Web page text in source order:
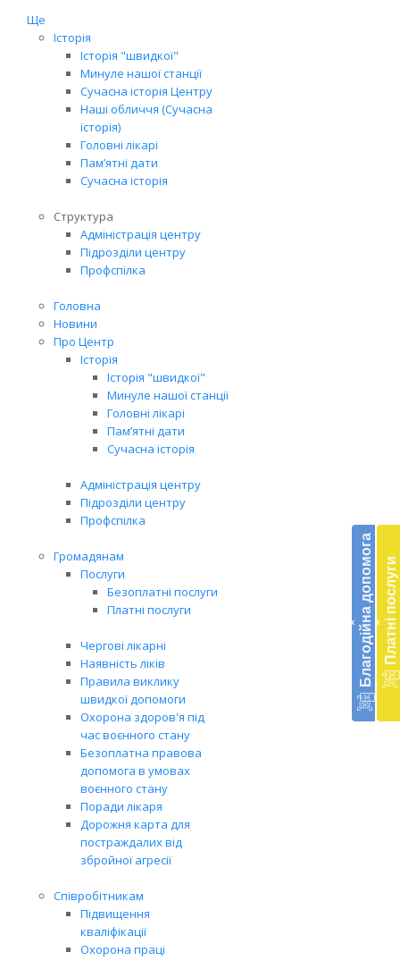
Ще
Історія
Історія "швидкої"
Минуле нашої станції
Сучасна історія Центру
Наші обличчя (Сучасна
історія)
Головні лікарі
Пам’ятні дати
Сучасна історія
Структура
Адміністрація центру
Підрозділи центру
Профспілка
Головна
Новини
Про Центр
Історія
Історія "швидкої"
Минуле нашої станції
Головні лікарі
Пам’ятні дати
Сучасна історія
Адміністрація центру
Підрозділи центру
Профспілка
Громадянам
Послуги
Безоплатні послуги
Платні послуги
Чергові лікарні
Наявність ліків
Правила виклику
швидкої допомоги
Охорона здоров'я під
час воєнного стану
Безоплатна правова
допомога в умовах
воєнного стану
Поради лікаря
Дорожня карта для
постраждалих від
збройної агресії
Співробітникам
Підвищення
кваліфікації
Охорона праці
‹ Благодійна допомога ‹ Платні послуги